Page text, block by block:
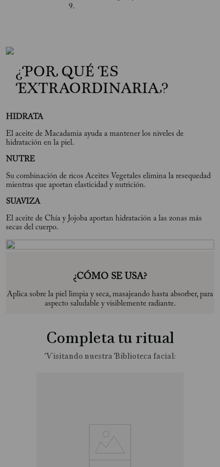
9.
¿POR QUÉ ES
EXTRAORDINARIA?
HIDRATA
El aceite de Macadamia ayuda a mantener los niveles de
hidratación en la piel.
NUTRE
Su combinación de ricos Aceites Vegetales elimina la resequedad
mientras que aportan elasticidad y nutrición.
SUAVIZA
El aceite de Chía y Jojoba aportan hidratación a las zonas más
secas del cuerpo.
¿CÓMO SE USA?
Aplica sobre la piel limpia y seca, masajeando hasta absorber, para
aspecto saludable y visiblemente radiante.
Completa tu ritual